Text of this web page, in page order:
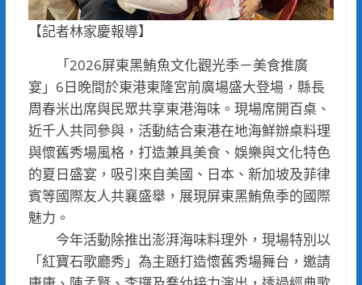
【記者林家慶報導】
「2026屏東黑鮪魚文化觀光季－美食推廣
宴」6日晚間於東港東隆宮前廣場盛大登場，縣長
周春米出席與民眾共享東港海味。現場席開百桌、
近千人共同參與，活動結合東港在地海鮮辦桌料理
與懷舊秀場風格，打造兼具美食、娛樂與文化特色
的夏日盛宴，吸引來自美國、日本、新加坡及菲律
賓等國際友人共襄盛舉，展現屏東黑鮪魚季的國際
魅力。
今年活動除推出澎湃海味料理外，現場特別以
「紅寶石歌廳秀」為主題打造懷舊秀場舞台，邀請